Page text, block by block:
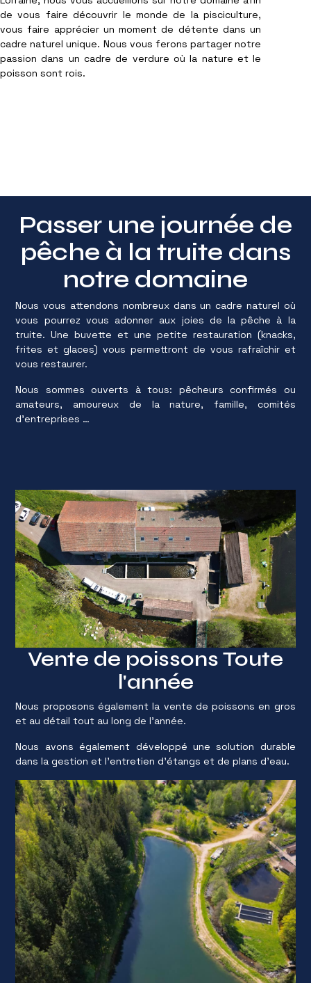
de vous faire découvrir le monde de la pisciculture,
vous faire apprécier un moment de détente dans un
cadre naturel unique. Nous vous ferons partager notre
passion dans un cadre de verdure où la nature et le
poisson sont rois.
Passer une journée de
pêche à la truite dans
notre domaine
Nous vous attendons nombreux dans un cadre naturel où
vous pourrez vous adonner aux joies de la pêche à la
truite. Une buvette et une petite restauration (knacks,
frites et glaces) vous permettront de vous rafraîchir et
vous restaurer.
Nous sommes ouverts à tous: pêcheurs confirmés ou
amateurs, amoureux de la nature, famille, comités
d'entreprises …
Vente de poissons Toute
l'année
Nous proposons également la vente de poissons en gros
et au détail tout au long de l'année.
Nous avons également développé une solution durable
dans la gestion et l'entretien d'étangs et de plans d'eau.